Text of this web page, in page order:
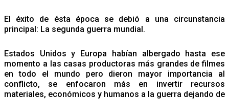
El éxito de ésta época se debió a una circunstancia
principal: La segunda guerra mundial.
Estados Unidos y Europa habían albergado hasta ese
momento a las casas productoras más grandes de filmes
en todo el mundo pero dieron mayor importancia al
conflicto, se enfocaron más en invertir recursos
materiales, económicos y humanos a la guerra dejando de